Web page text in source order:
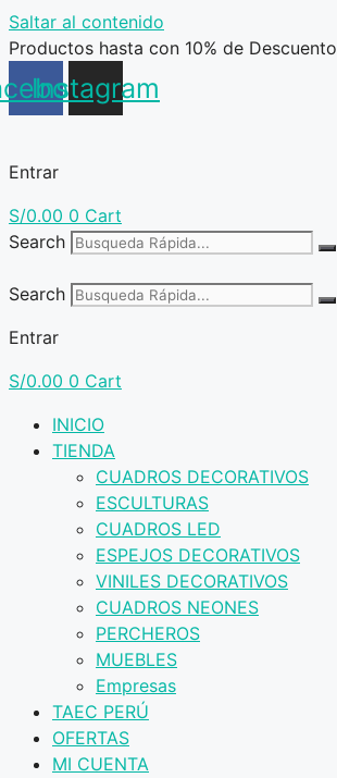
Saltar al contenido
Productos hasta con 10% de Descuento
Instagram
Entrar
S/0.00 0 Cart
Search
Search
Entrar
S/0.00 0 Cart
INICIO
TIENDA
CUADROS DECORATIVOS
ESCULTURAS
CUADROS LED
ESPEJOS DECORATIVOS
VINILES DECORATIVOS
CUADROS NEONES
PERCHEROS
MUEBLES
Empresas
TAEC PERÚ
OFERTAS
MI CUENTA